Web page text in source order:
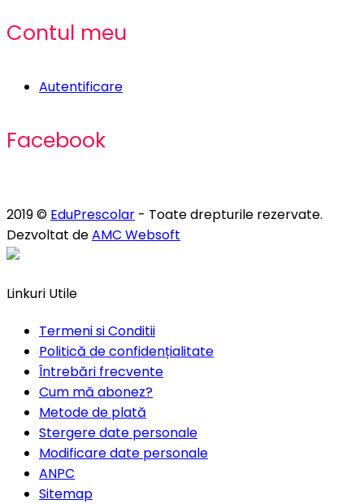
Contul meu
Autentificare
Facebook
2019 © EduPrescolar - Toate drepturile rezervate.
Dezvoltat deAMC Websoft
Linkuri Utile
Termeni si Conditii
Politică de confidențialitate
Întrebări frecvente
Cum mă abonez?
Metode de plată
Stergere date personale
Modificare date personale
ANPC
Sitemap